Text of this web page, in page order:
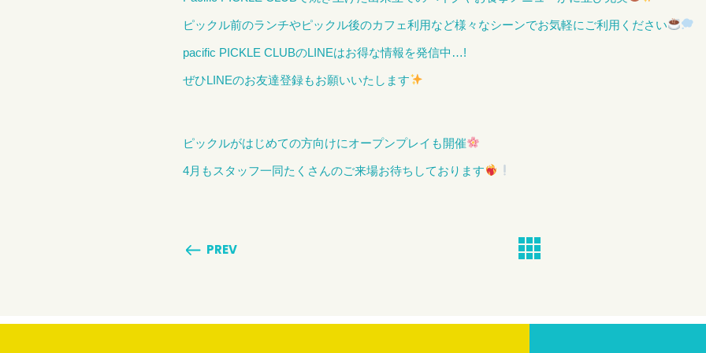
ピックル前のランチやピックル後のカフェ利用など様々なシーンでお気軽にご利用ください
pacific PICKLE CLUBのLINEはお得な情報を発信中…!
ぜひLINEのお友達登録もお願いいたします
ピックルがはじめての方向けにオープンプレイも開催
4月もスタッフ一同たくさんのご来場お待ちしております
PREV